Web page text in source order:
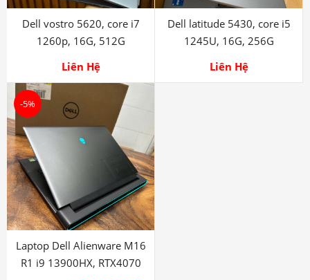
Dell vostro 5620, core i7
1260p, 16G, 512G
Liên Hệ
Dell latitude 5430, core i5
1245U, 16G, 256G
Liên Hệ
-5%
Laptop Dell Alienware M16
R1 i9 13900HX, RTX4070